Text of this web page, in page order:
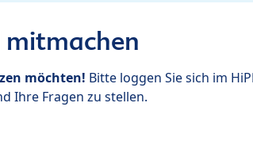
mitmachen
möchten! Bitte loggen Sie sich im
Ihre Fragen zu stellen.